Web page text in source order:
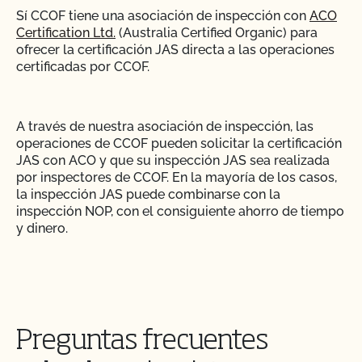
¿Cómo abordar las quejas y problemas orgánicos
en el mercado?
¿Cómo controlo los costes de certificación?
¿Cómo puedo encontrar un asesor orgánico?
¿Cómo puedo obtener una copia de los archivos
adjuntos a los correos electrónicos de CCOF?
¿Cómo puedo obtener una copia de mi informe de
¿Cómo puedo obtener copias de mis certificados?
¿Puedo utilizar compost?
¿Puedo utilizar antiparasitarios para tratar a los
¿Puedo utilizar madera tratada para sustituir los
postes de mi valla o para reparar mi granero?
¿Puedo utilizar semillas tratadas?
¿Pueden pastar animales no ecológicos en tierras
¿Se puede dar pienso suplementario?
Sí CCOF tiene una asociación de inspección con ACO
Certification Ltd. (Australia Certified Organic) para
ofrecer la certificación JAS directa a las operaciones
certificadas por CCOF.
A través de nuestra asociación de inspección, las
operaciones de CCOF pueden solicitar la certificación
JAS con ACO y que su inspección JAS sea realizada
por inspectores de CCOF. En la mayoría de los casos,
la inspección JAS puede combinarse con la
inspección NOP, con el consiguiente ahorro de tiempo
y dinero.
Preguntas frecuentes